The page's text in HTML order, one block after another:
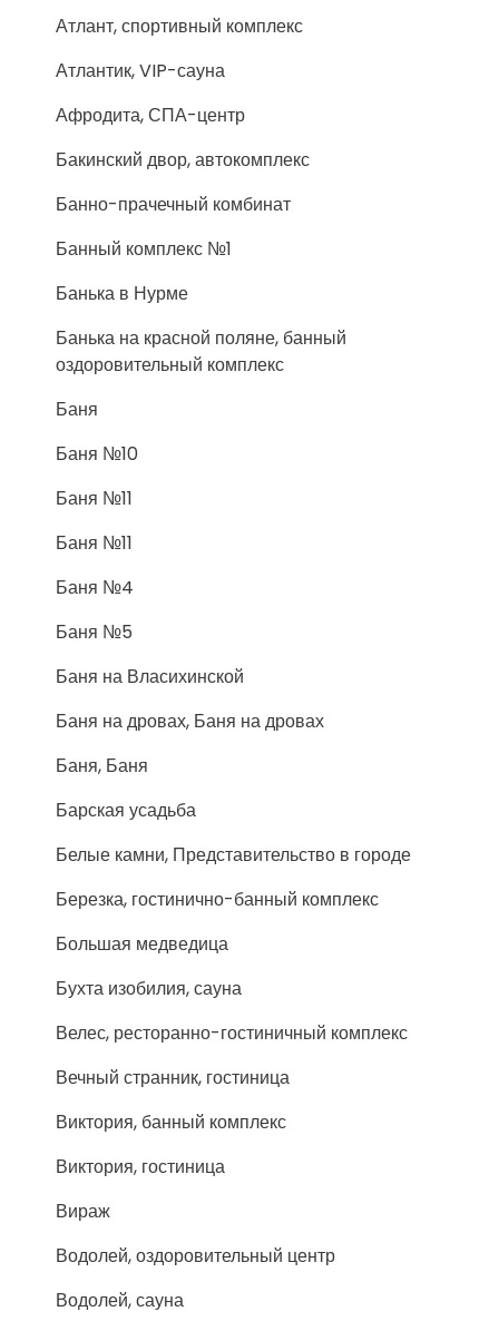
Атлант, спортивный комплекс
Атлантик, VIP-сауна
Афродита, СПА-центр
Бакинский двор, автокомплекс
Банно-прачечный комбинат
Банный комплекс №1
Банька в Нурме
Банька на красной поляне, банный
оздоровительный комплекс
Баня
Баня №10
Баня №11
Баня №11
Баня №4
Баня №5
Баня на Власихинской
Баня на дровах, Баня на дровах
Баня, Баня
Барская усадьба
Белые камни, Представительство в городе
Березка, гостинично-банный комплекс
Большая медведица
Бухта изобилия, сауна
Велес, ресторанно-гостиничный комплекс
Вечный странник, гостиница
Виктория, банный комплекс
Виктория, гостиница
Вираж
Водолей, оздоровительный центр
Водолей, сауна